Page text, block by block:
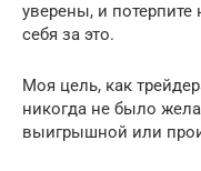
уверены, и потерпите
себя за это.
Моя цель, как
никогда не было
выигрышной или